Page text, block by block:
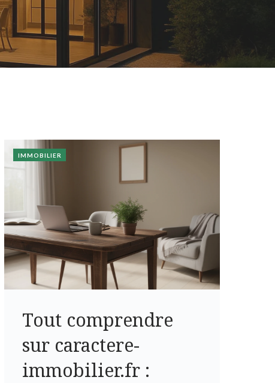
IMMOBILIER
Tout comprendre
sur caractere-
immobilier.fr :